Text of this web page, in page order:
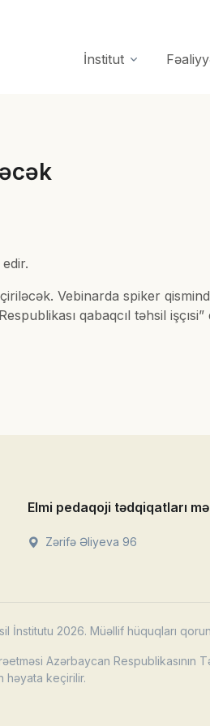
İnstitut
Vebinarda spiker
qabaqcıl təhsil işçısi”
Elmi pedaqoji tədqiqatları
Zərifə Əliyeva 96
İnstitutu 2026. Müəllif hüquqları
Azərbaycan Respublikasının
həyata keçirilir.